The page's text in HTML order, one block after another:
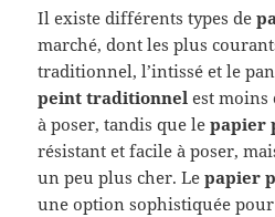
Il existe différents types de
marché, dont les plus
traditionnel, l’intissé et le
peint traditionnel est moins
à poser, tandis que lepapier
résistant et facile à poser,
un peu plus cher. Lepapier
une option sophistiquée